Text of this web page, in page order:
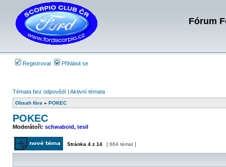
Fórum
Registrovat Přihlásit se
Témata bez odpovědí | Aktivní témata
Obsah fóra » POKEC
POKEC
Moderátoři: schwaboid, tesil
Odeslat nové téma
Stránka 4 z 14 [ 664 témat ]